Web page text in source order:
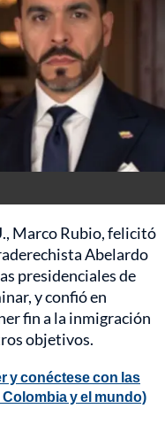
Marco Rubio, felicitó
Abelardo
presidenciales de
y confió en
fin a la inmigración
objetivos.
y conéctese con las
y el mundo)